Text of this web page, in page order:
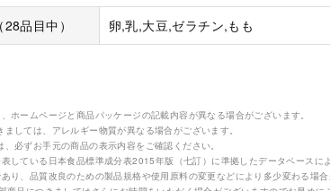
品目中）
卵,乳,大豆,ゼラチン,もも
ホームページと商品パッケージの記載内容が異なる場合がございます。
しては、アレルギー物質が異なる場合がございます。
必ずお手元の商品の表示内容をご確認ください。
している日本食品標準成分表2015年版（七訂）に準拠したデータベースに
り、品質改良のための製品規格や使用原料の変更などにより多少変わる場合